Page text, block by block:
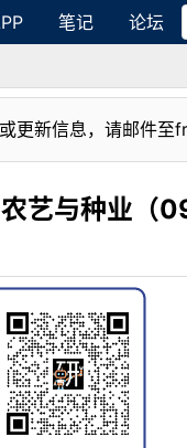
笔记 论坛
更新信息，请邮件
艺与种业（